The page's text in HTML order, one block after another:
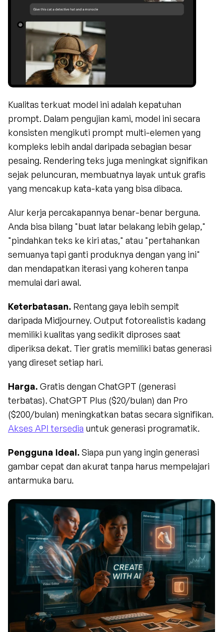
Kualitas terkuat model ini adalah kepatuhan
prompt. Dalam pengujian kami, model ini secara
konsisten mengikuti prompt multi-elemen yang
kompleks lebih andal daripada sebagian besar
pesaing. Rendering teks juga meningkat signifikan
sejak peluncuran, membuatnya layak untuk grafis
yang mencakup kata-kata yang bisa dibaca.
Alur kerja percakapannya benar-benar berguna.
Anda bisa bilang "buat latar belakang lebih gelap,"
"pindahkan teks ke kiri atas," atau "pertahankan
semuanya tapi ganti produknya dengan yang ini"
dan mendapatkan iterasi yang koheren tanpa
memulai dari awal.
Keterbatasan. Rentang gaya lebih sempit
daripada Midjourney. Output fotorealistis kadang
memiliki kualitas yang sedikit diproses saat
diperiksa dekat. Tier gratis memiliki batas generasi
yang direset setiap hari.
Harga. Gratis dengan ChatGPT (generasi
terbatas). ChatGPT Plus ($20/bulan) dan Pro
Akses API tersedia untuk generasi programatik.
Pengguna ideal. Siapa pun yang ingin generasi
gambar cepat dan akurat tanpa harus mempelajari
antarmuka baru.